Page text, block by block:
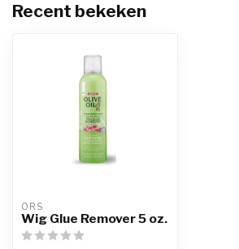
Recent bekeken
ORS
Wig Glue Remover 5 oz.